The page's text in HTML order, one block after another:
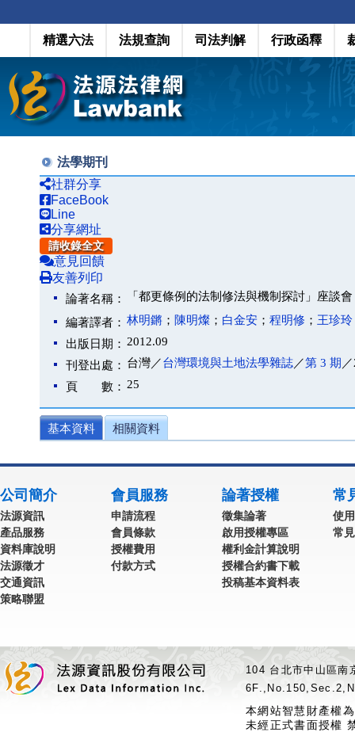
精選六法 法規查詢 司法判解 行政函釋
法學期刊
社群分享
FaceBook
Line
分享網址
請收錄全文
意見回饋
友善列印
論著名稱： 「都更條例的法制修法與機制探討」座談會
編著譯者： 林明鏘 ； 陳明燦 ； 白金安 ； 程明修 ； 王珍玲
出版日期： 2012.09
刊登出處： 台灣／台灣環境與土地法學雜誌／第 3 期
頁 數： 25
基本資料 相關資料
公司簡介
法源資訊
產品服務
資料庫說明
法源徵才
交通資訊
策略聯盟
會員服務
申請流程
會員條款
授權費用
付款方式
論著授權
徵集論著
啟用授權專區
權利金計算說明
授權合約書下載
投稿基本資料表
常
使
常
104 台北市中山區
本網站智慧財產權
未經正式書面授權